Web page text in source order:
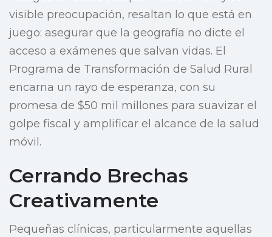
visible preocupación, resaltan lo que está en
juego: asegurar que la geografía no dicte el
acceso a exámenes que salvan vidas. El
Programa de Transformación de Salud Rural
encarna un rayo de esperanza, con su
promesa de $50 mil millones para suavizar el
golpe fiscal y amplificar el alcance de la salud
móvil.
Cerrando Brechas
Creativamente
Pequeñas clínicas, particularmente aquellas